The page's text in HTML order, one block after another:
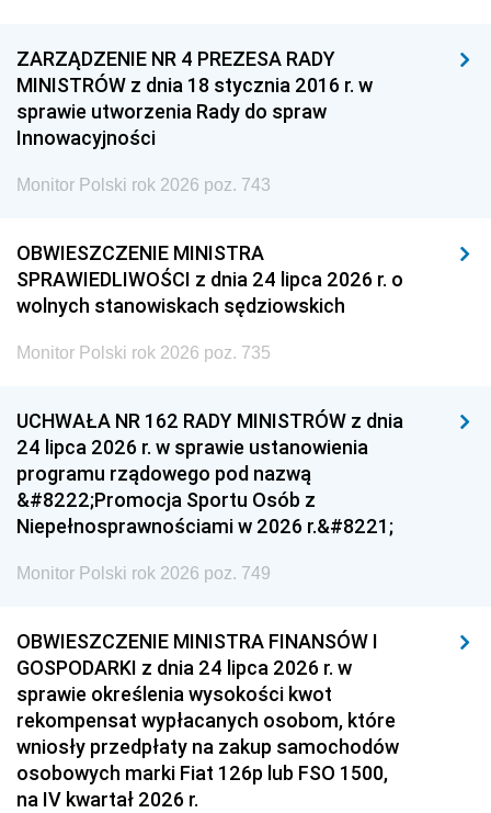
ZARZĄDZENIE NR 4 PREZESA RADY
MINISTRÓW z dnia 18 stycznia 2016 r. w
sprawie utworzenia Rady do spraw
Innowacyjności
Monitor Polski rok 2026 poz. 743
OBWIESZCZENIE MINISTRA
SPRAWIEDLIWOŚCI z dnia 24 lipca 2026 r. o
wolnych stanowiskach sędziowskich
Monitor Polski rok 2026 poz. 735
UCHWAŁA NR 162 RADY MINISTRÓW z dnia
24 lipca 2026 r. w sprawie ustanowienia
programu rządowego pod nazwą
&#8222;Promocja Sportu Osób z
Niepełnosprawnościami w 2026 r.&#8221;
Monitor Polski rok 2026 poz. 749
OBWIESZCZENIE MINISTRA FINANSÓW I
GOSPODARKI z dnia 24 lipca 2026 r. w
sprawie określenia wysokości kwot
rekompensat wypłacanych osobom, które
wniosły przedpłaty na zakup samochodów
osobowych marki Fiat 126p lub FSO 1500,
na IV kwartał 2026 r.